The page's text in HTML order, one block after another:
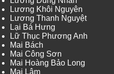
Lương Khôi Nguyên
Lương Thanh Nguyệt
Lại Bá Hưng
Lữ Thục Phương Anh
Mai Bách
Mai Công Sơn
Mai Hoàng Bảo Long
Mai Lâm